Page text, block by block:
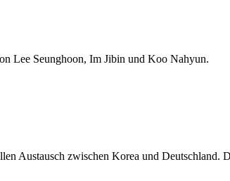
Lee Seunghoon, Im Jibin und Koo Nahyun.
Austausch zwischen Korea und Deutschland.